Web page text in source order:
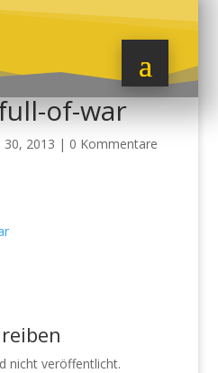
of-war
30, 2013 | 0 Kommentare
nicht veröffentlicht.